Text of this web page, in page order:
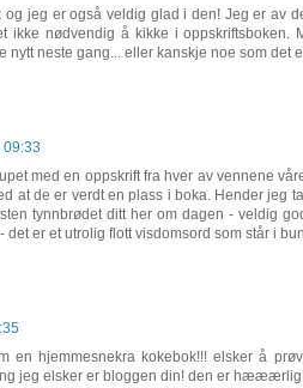
jeg er også veldig glad i den! Jeg er av
ikke nødvendig å kikke i
nytt neste gang... eller kanskje noe som det
09:33
med en oppskrift fra hver av vennene
at de er verdt en plass i boka. Hender jeg
tynnbrødet ditt her om dagen - veldig
det er et utrolig flott visdomsord som står i
en hjemmesnekra kokebok!!! elsker å
jeg elsker er bloggen din! den er